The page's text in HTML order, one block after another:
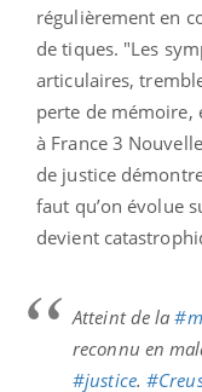
régulièrement en
de tiques. "Les
articulaires,
perte de mémoire,
à France 3
de justice
faut qu’on évolue
devient
Atteint de la
reconnu en
#justice.